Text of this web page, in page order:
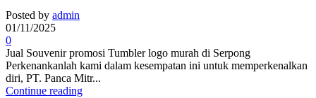
Posted by admin
01/11/2025
0
Jual Souvenir promosi Tumbler logo murah di Serpong
Perkenankanlah kami dalam kesempatan ini untuk memperkenalkan
diri, PT. Panca Mitr...
Continue reading